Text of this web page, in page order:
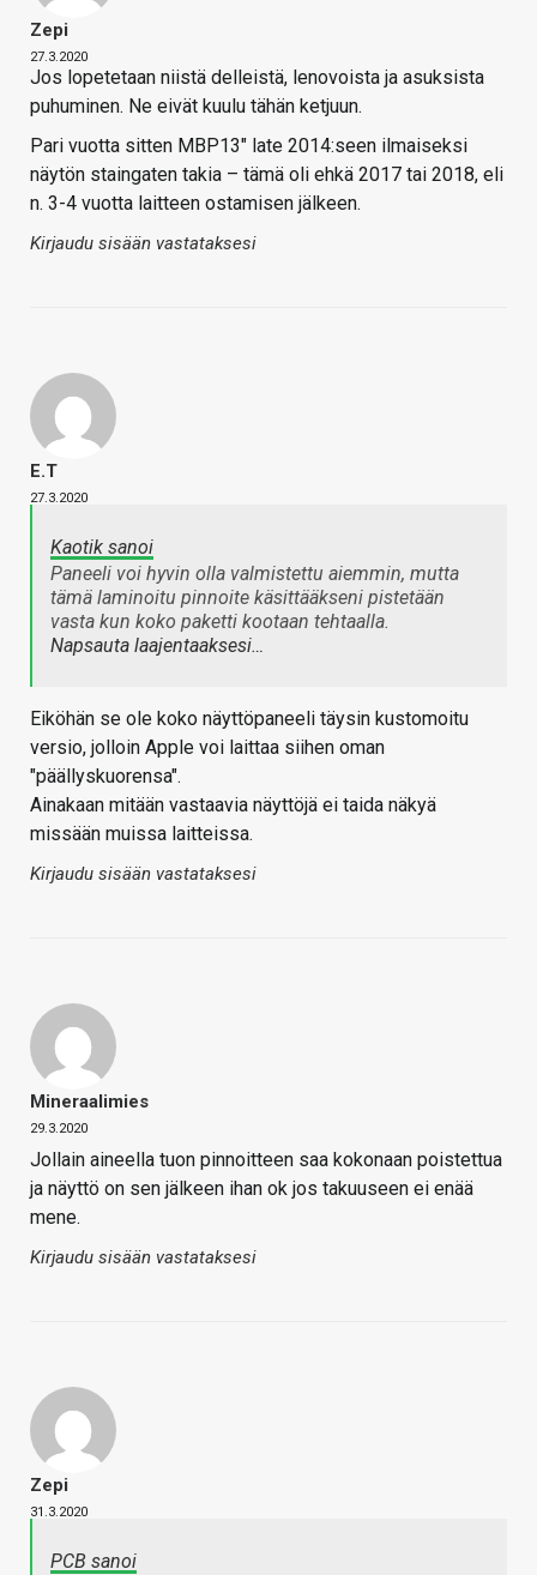
Zepi
27.3.2020
Jos lopetetaan niistä delleistä, lenovoista ja asuksista
puhuminen. Ne eivät kuulu tähän ketjuun.
Pari vuotta sitten MBP13" late 2014:seen ilmaiseksi
näytön staingaten takia – tämä oli ehkä 2017 tai 2018, eli
n. 3-4 vuotta laitteen ostamisen jälkeen.
Kirjaudu sisään vastataksesi
E.T
27.3.2020
Kaotik sanoi
Paneeli voi hyvin olla valmistettu aiemmin, mutta
tämä laminoitu pinnoite käsittääkseni pistetään
vasta kun koko paketti kootaan tehtaalla.
Napsauta laajentaaksesi…
Eiköhän se ole koko näyttöpaneeli täysin kustomoitu
versio, jolloin Apple voi laittaa siihen oman
"päällyskuorensa".
Ainakaan mitään vastaavia näyttöjä ei taida näkyä
missään muissa laitteissa.
Kirjaudu sisään vastataksesi
Mineraalimies
29.3.2020
Jollain aineella tuon pinnoitteen saa kokonaan poistettua
ja näyttö on sen jälkeen ihan ok jos takuuseen ei enää
mene.
Kirjaudu sisään vastataksesi
Zepi
31.3.2020
PCB sanoi